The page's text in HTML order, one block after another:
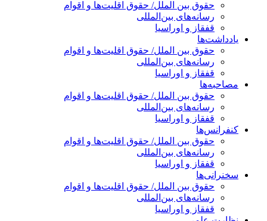
حقوق بین الملل/ حقوق اقلیت‌ها و اقوام
رسانه‌های بین‌المللی
قفقاز و اوراسیا
یادداشت‌ها
حقوق بین الملل/ حقوق اقلیت‌ها و اقوام
رسانه‌های بین‌المللی
قفقاز و اوراسیا
مصاحبه‌ها
حقوق بین الملل/ حقوق اقلیت‌ها و اقوام
رسانه‌های بین‌المللی
قفقاز و اوراسیا
کنفرانس‌ها
حقوق بین الملل/ حقوق اقلیت‌ها و اقوام
رسانه‌های بین‌المللی
قفقاز و اوراسیا
سخنرانی‌ها
حقوق بین الملل/ حقوق اقلیت‌ها و اقوام
رسانه‌های بین‌المللی
قفقاز و اوراسیا